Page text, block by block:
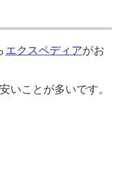
エクスペディアがお
いことが多いです。